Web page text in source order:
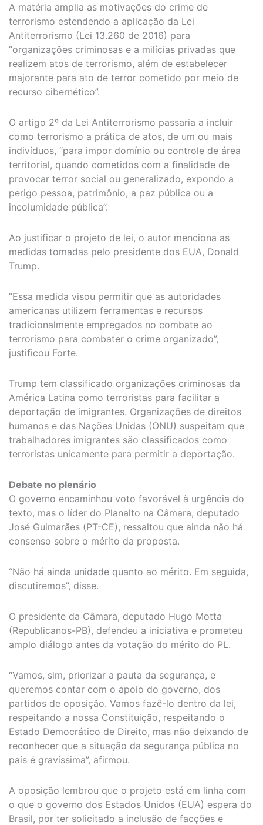
A matéria amplia as motivações do crime de
terrorismo estendendo a aplicação da Lei
Antiterrorismo (Lei 13.260 de 2016) para
“organizações criminosas e a milícias privadas que
realizem atos de terrorismo, além de estabelecer
majorante para ato de terror cometido por meio de
recurso cibernético”.
O artigo 2º da Lei Antiterrorismo passaria a incluir
como terrorismo a prática de atos, de um ou mais
indivíduos, “para impor domínio ou controle de área
territorial, quando cometidos com a finalidade de
provocar terror social ou generalizado, expondo a
perigo pessoa, patrimônio, a paz pública ou a
incolumidade pública”.
Ao justificar o projeto de lei, o autor menciona as
medidas tomadas pelo presidente dos EUA, Donald
Trump.
“Essa medida visou permitir que as autoridades
americanas utilizem ferramentas e recursos
tradicionalmente empregados no combate ao
terrorismo para combater o crime organizado”,
justificou Forte.
Trump tem classificado organizações criminosas da
América Latina como terroristas para facilitar a
deportação de imigrantes. Organizações de direitos
humanos e das Nações Unidas (ONU) suspeitam que
trabalhadores imigrantes são classificados como
terroristas unicamente para permitir a deportação.
Debate no plenário
O governo encaminhou voto favorável à urgência do
texto, mas o líder do Planalto na Câmara, deputado
José Guimarães (PT-CE), ressaltou que ainda não há
consenso sobre o mérito da proposta.
“Não há ainda unidade quanto ao mérito. Em seguida,
discutiremos”, disse.
O presidente da Câmara, deputado Hugo Motta
(Republicanos-PB), defendeu a iniciativa e prometeu
amplo diálogo antes da votação do mérito do PL.
“Vamos, sim, priorizar a pauta da segurança, e
queremos contar com o apoio do governo, dos
partidos de oposição. Vamos fazê-lo dentro da lei,
respeitando a nossa Constituição, respeitando o
Estado Democrático de Direito, mas não deixando de
reconhecer que a situação da segurança pública no
país é gravíssima”, afirmou.
A oposição lembrou que o projeto está em linha com
o que o governo dos Estados Unidos (EUA) espera do
Brasil, por ter solicitado a inclusão de facções e